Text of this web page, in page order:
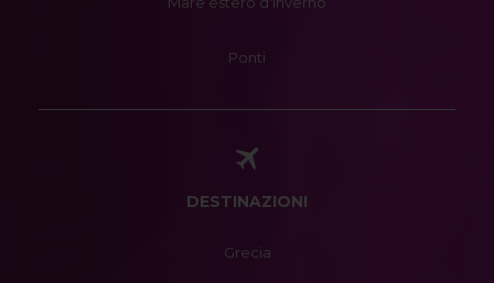
Ponti
DESTINAZIONI
Grecia